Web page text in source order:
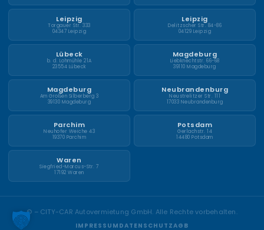
Leipzig
Torgauer Str. 333
04347 Leipzig
Leipzig
Delitzscher Str. 84-86
04129 Leipzig
Lübeck
b. d. Lohmühle 21A
23554 Lübeck
Magdeburg
Liebknechtstr. 66-68
39110 Magdeburg
Magdeburg
Am Großen Silberberg 3
39130 Magdeburg
Neubrandenburg
Neustrelitzer Str. 111
17033 Neubrandenburg
Parchim
Neuhofer Weiche 43
19370 Parchim
Potsdam
Gerlachstr. 14
14480 Potsdam
Waren
Siegfried-Marcus-Str. 7
17192 Waren
© – CITY-CAR Autovermietung GmbH. Alle Rechte vorbehalten.
IMPRESSUM DATENSCHUTZAGB